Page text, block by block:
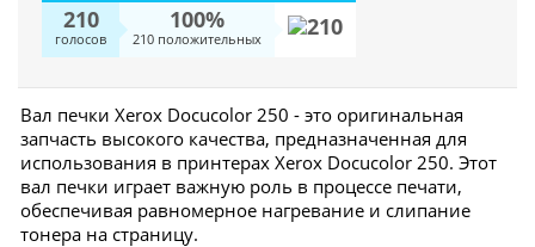
210
голосов
100%
210 положительных
Вал печки Xerox Docucolor 250 - это оригинальная
запчасть высокого качества, предназначенная для
использования в принтерах Xerox Docucolor 250. Этот
вал печки играет важную роль в процессе печати,
обеспечивая равномерное нагревание и слипание
тонера на страницу.